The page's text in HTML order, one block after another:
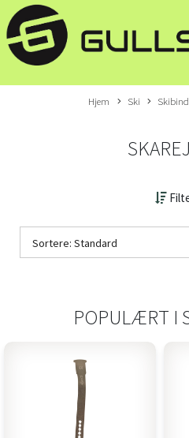
Hjem Ski
Sortere: Standard
POPULÆRT I